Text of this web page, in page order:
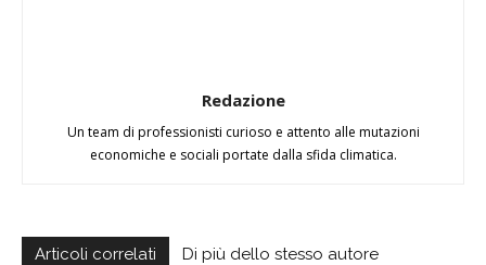
Redazione
Un team di professionisti curioso e attento alle mutazioni
economiche e sociali portate dalla sfida climatica.
Articoli correlati Di più dello stesso autore